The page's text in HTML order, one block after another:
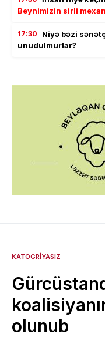
Beynimizin sirli
17:30
Niyə bəzi
unudulmurlar?
KATOGRIYASIZ
olunub